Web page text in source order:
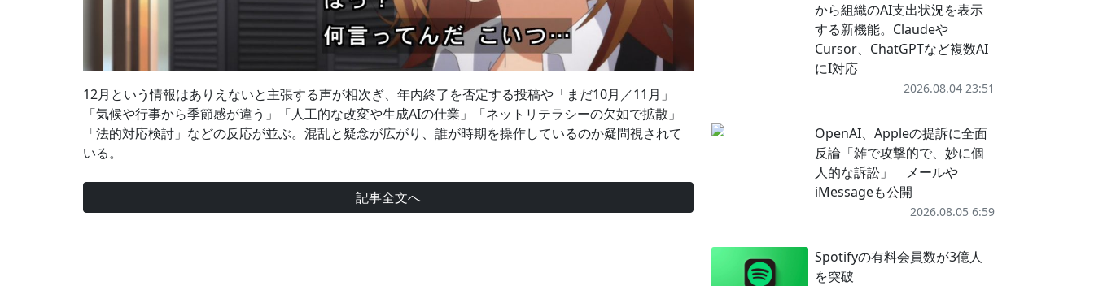
12月という情報はありえないと主張する声が相次ぎ、年内終了を否定する投稿や「まだ10月／11月」
「気候や行事から季節感が違う」「人工的な改変や生成AIの仕業」「ネットリテラシーの欠如で拡散」
「法的対応検討」などの反応が並ぶ。混乱と疑念が広がり、誰が時期を操作しているのか疑問視されて
いる。
記事全文へ
から組織のAI支出状況を表示
する新機能。Claudeや
Cursor、ChatGPTなど複数AI
にI対応
2026.08.04 23:51
OpenAI、Appleの提訴に全面
反論「雑で攻撃的で、妙に個
人的な訴訟」 メールや
iMessageも公開
2026.08.05 6:59
Spotifyの有料会員数が3億人
を突破